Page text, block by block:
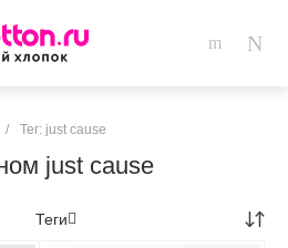
/ Тег: just cause
just cause
Теги